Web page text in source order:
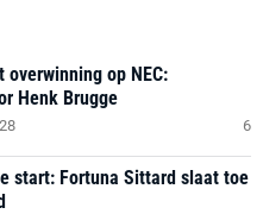
op NEC:
Henk Brugge
6
start: Fortuna Sittard slaat toe